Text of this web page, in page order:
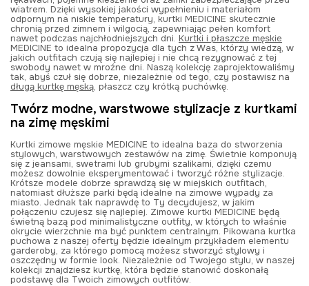
wiatrem. Dzięki wysokiej jakości wypełnieniu i materiałom
odpornym na niskie temperatury, kurtki MEDICINE skutecznie
chronią przed zimnem i wilgocią, zapewniając pełen komfort
nawet podczas najchłodniejszych dni. Kurtki i płaszcze męskie
MEDICINE to idealna propozycja dla tych z Was, którzy wiedzą, w
jakich outfitach czują się najlepiej i nie chcą rezygnować z tej
swobody nawet w mroźne dni. Naszą kolekcję zaprojektowaliśmy
tak, abyś czuł się dobrze, niezależnie od tego, czy postawisz na
długą kurtkę męską, płaszcz czy krótką puchówkę.
Twórz modne, warstwowe stylizacje z kurtkami
na zimę męskimi
Kurtki zimowe męskie MEDICINE to idealna baza do stworzenia
stylowych, warstwowych zestawów na zimę. Świetnie komponują
się z jeansami, swetrami lub grubymi szalikami, dzięki czemu
możesz dowolnie eksperymentować i tworzyć różne stylizacje.
Krótsze modele dobrze sprawdzą się w miejskich outfitach,
natomiast dłuższe parki będą idealne na zimowe wypady za
miasto. Jednak tak naprawdę to Ty decydujesz, w jakim
połączeniu czujesz się najlepiej. Zimowe kurtki MEDICINE będą
świetną bazą pod minimalistyczne outfity, w których to właśnie
okrycie wierzchnie ma być punktem centralnym. Pikowana kurtka
puchowa z naszej oferty będzie idealnym przykładem elementu
garderoby, za którego pomocą możesz stworzyć stylowy i
oszczędny w formie look. Niezależnie od Twojego stylu, w naszej
kolekcji znajdziesz kurtkę, która będzie stanowić doskonałą
podstawę dla Twoich zimowych outfitów.